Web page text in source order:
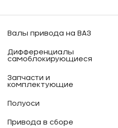
Валы привода на ВАЗ
Дифференциалы
самоблокирующиеся
Запчасти и
комплектующие
Полуоси
Привода в сборе